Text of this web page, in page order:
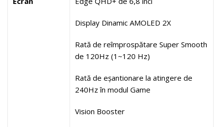
Display Dinamic AMOLED 2X
Rată de reîmprospătare Super Smooth
de 120Hz (1~120 Hz)
Rată de eșantionare la atingere de
240Hz în modul Game
Vision Booster